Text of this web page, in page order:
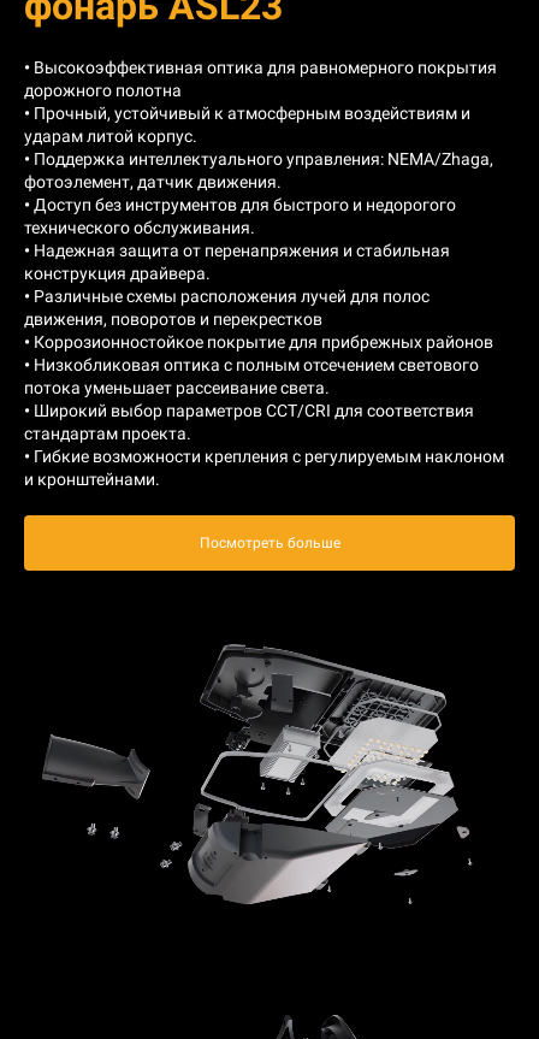
• Высокоэффективная оптика для равномерного покрытия
дорожного полотна
• Прочный, устойчивый к атмосферным воздействиям и
ударам литой корпус.
• Поддержка интеллектуального управления: NEMA/Zhaga,
фотоэлемент, датчик движения.
• Доступ без инструментов для быстрого и недорогого
технического обслуживания.
• Надежная защита от перенапряжения и стабильная
конструкция драйвера.
• Различные схемы расположения лучей для полос
движения, поворотов и перекрестков
• Коррозионностойкое покрытие для прибрежных районов
• Низкобликовая оптика с полным отсечением светового
потока уменьшает рассеивание света.
• Широкий выбор параметров CCT/CRI для соответствия
стандартам проекта.
• Гибкие возможности крепления с регулируемым наклоном
и кронштейнами.
Посмотреть больше